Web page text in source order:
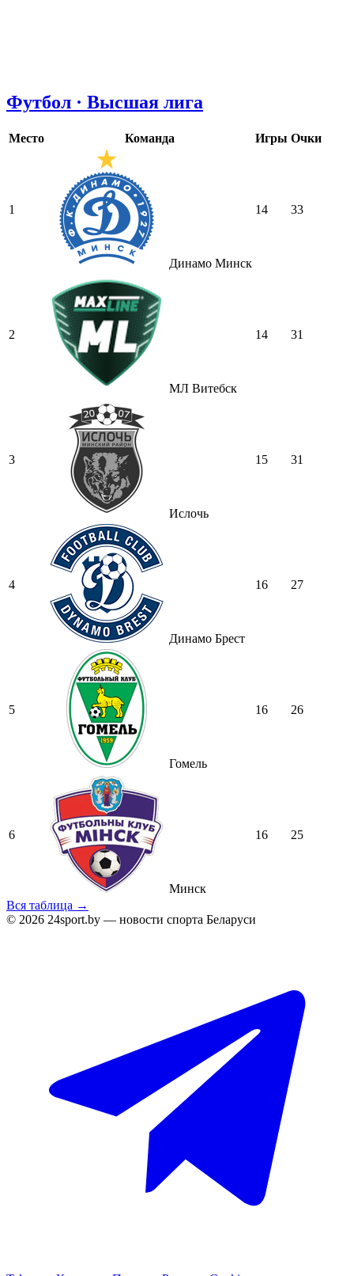
Футбол · Высшая лига
Место Команда Игры Очки
1
Динамо Минск
14 33
2
МЛ Витебск
14 31
3
Ислочь
15 31
4
Динамо Брест
16 27
5
Гомель
16 26
6
Минск
16 25
Вся таблица →
© 2026 24sport.by — новости спорта Беларуси